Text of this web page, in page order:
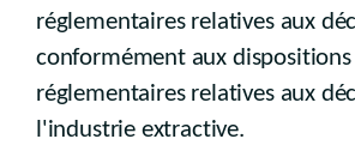
réglementaires relatives aux
conformément aux dispositions
réglementaires relatives aux
l'industrie extractive.